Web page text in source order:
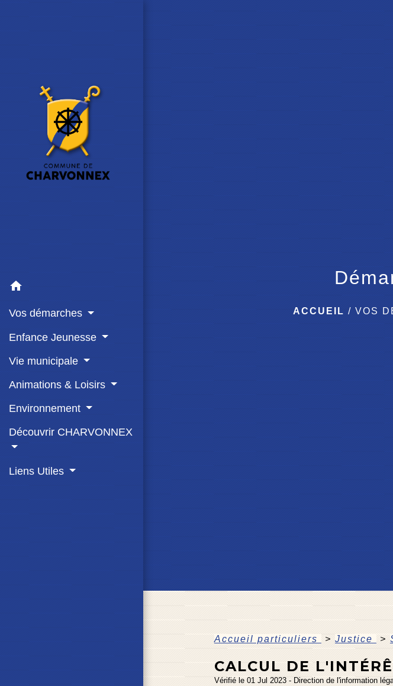
home
Vos démarches
Enfance Jeunesse
Vie municipale
Animations & Loisirs
Environnement
Découvrir CHARVONNEX
Liens Utiles
ACCUEIL / VOS
Accueil particuliers > Justice >
CALCUL DE
Vérifié le 01 Jul 2023 - Direction de l'information